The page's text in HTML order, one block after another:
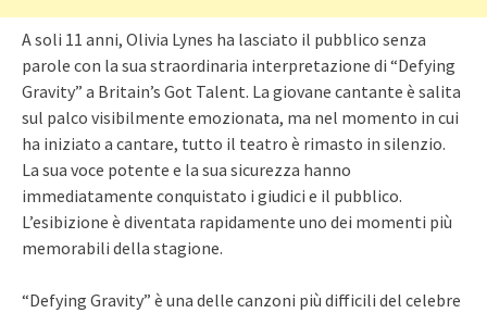
A soli 11 anni, Olivia Lynes ha lasciato il pubblico senza
parole con la sua straordinaria interpretazione di “Defying
Gravity” a Britain’s Got Talent. La giovane cantante è salita
sul palco visibilmente emozionata, ma nel momento in cui
ha iniziato a cantare, tutto il teatro è rimasto in silenzio.
La sua voce potente e la sua sicurezza hanno
immediatamente conquistato i giudici e il pubblico.
L’esibizione è diventata rapidamente uno dei momenti più
memorabili della stagione.
“Defying Gravity” è una delle canzoni più difficili del celebre